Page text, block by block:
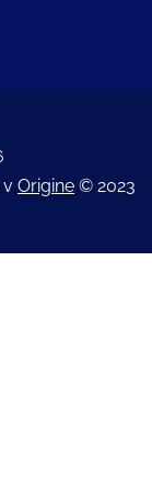
Origine © 2023